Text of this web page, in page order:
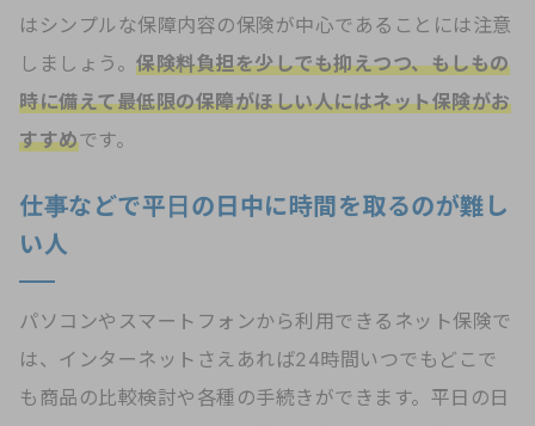
はシンプルな保障内容の保険が中心であることには注意
しましょう。 保険料負担を少しでも抑えつつ、もしもの
時に備えて最低限の保障がほしい人にはネット保険がお
すすめです。
仕事などで平日の日中に時間を取るのが難し
い人
パソコンやスマートフォンから利用できるネット保険で
は、インターネットさえあれば24時間いつでもどこで
も商品の比較検討や各種の手続きができます。平日の日